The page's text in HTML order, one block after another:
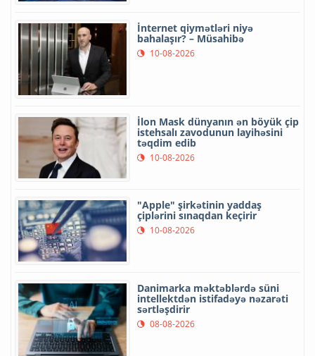
İnternet qiymətləri niyə
bahalaşır? – Müsahibə
10-08-2026
İlon Mask dünyanın ən böyük çip
istehsalı zavodunun layihəsini
təqdim edib
10-08-2026
"Apple" şirkətinin yaddaş
çiplərini sınaqdan keçirir
10-08-2026
Danimarka məktəblərdə süni
intellektdən istifadəyə nəzarəti
sərtləşdirir
08-08-2026